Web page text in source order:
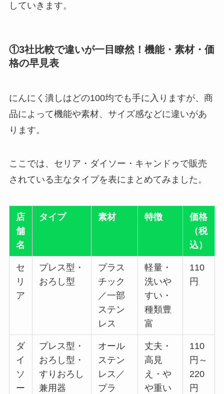
していきます。
①3社比較で違いが一目瞭然！機能・素材・価
格の早見表
にんにく潰しはどの100均でも手に入りますが、商
品によって機能や素材、サイズ感などに違いがあ
ります。
ここでは、セリア・ダイソー・キャンドゥで販売
されている主なタイプを表にまとめてみました。
店
舗
名
タイプ 素材 特徴
価格
（税
込）
セ
リ
ア
プレス型・
おろし型
プラス
チック
／一部
ステン
レス
軽量・
洗いや
すい・
種類豊
富
110
円
ダ
イ
ソ
ー
プレス型・
おろし型・
すりおろし
兼用器
オール
ステン
レス／
プラ
丈夫・
高見
え・や
や重い
110
円～
220
円